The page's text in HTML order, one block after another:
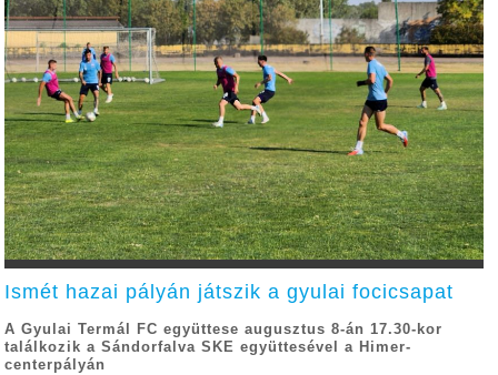
Ismét hazai pályán játszik a gyulai focicsapat
A Gyulai Termál FC együttese augusztus 8-án 17.30-kor
találkozik a Sándorfalva SKE együttesével a Himer-
centerpályán